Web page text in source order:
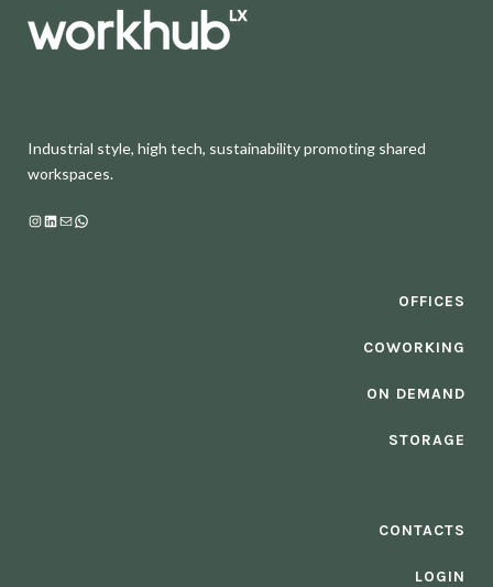
Industrial style, high tech, sustainability promoting shared
workspaces.
Instagram
LinkedIn
MailWhatsApp
OFFICES
COWORKING
ON DEMAND
STORAGE
CONTACTS
LOGIN